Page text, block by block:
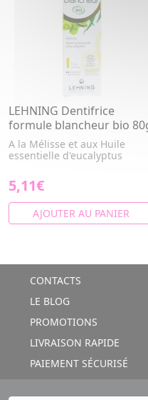
LEHNING Dentifrice
formule blancheur bio
A la Mélisse et aux Huile
essentielle d'eucalyptus
5,11€
AJOUTER AU PANIER
CONTACTS
LE BLOG
PROMOTIONS
LIVRAISON RAPIDE
PAIEMENT SÉCURISÉ